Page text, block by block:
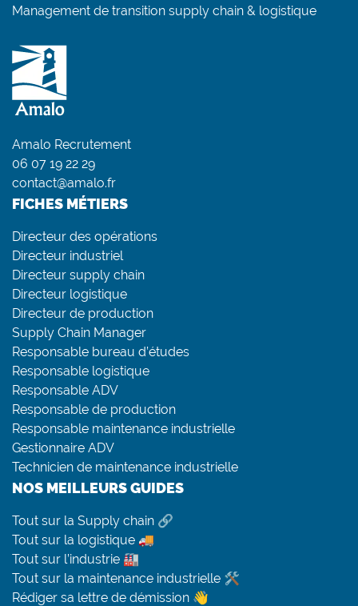
Management de transition supply chain & logistique
Amalo Recrutement
06 07 19 22 29
contact@amalo.fr
FICHES MÉTIERS
Directeur des opérations
Directeur industriel
Directeur supply chain
Directeur logistique
Directeur de production
Supply Chain Manager
Responsable bureau d’études
Responsable logistique
Responsable ADV
Responsable de production
Responsable maintenance industrielle
Gestionnaire ADV
Technicien de maintenance industrielle
NOS MEILLEURS GUIDES
Tout sur la Supply chain 🔗
Tout sur la logistique 🚚
Tout sur l’industrie 🏭
Tout sur la maintenance industrielle 🛠
Rédiger sa lettre de démission 👋